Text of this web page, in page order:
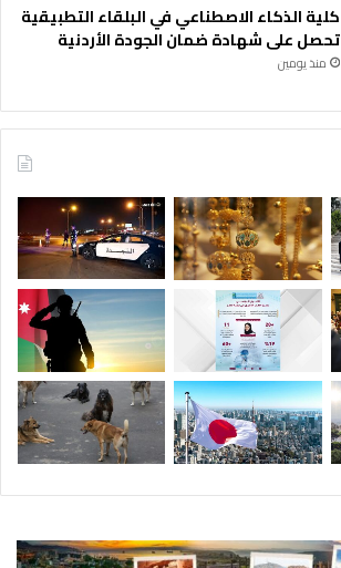
كلية الذكاء الاصطناعي في البلقاء التطبيقية
تحصل على شهادة ضمان الجودة الأردنية
منذ يومين